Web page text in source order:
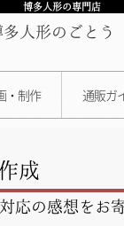
博多人形の専門店
・制作 通販ガ
成
応の感想をお